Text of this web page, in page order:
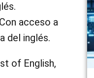
acceso a
del inglés.
of English,